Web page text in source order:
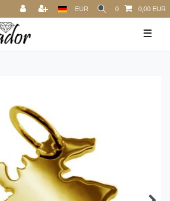
EUR 0 0,00 EUR
☰